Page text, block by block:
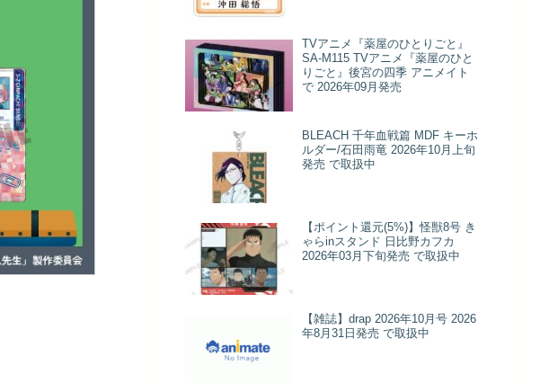
TVアニメ『薬屋のひとりごと』
SA-M115 TVアニメ『薬屋のひと
りごと』後宮の四季 アニメイト
で 2026年09月発売
BLEACH 千年血戦篇 MDF キーホ
ルダー/石田雨竜 2026年10月上旬
発売 で取扱中
【ポイント還元(5%)】怪獣8号 き
ゃらinスタンド 日比野カフカ
2026年03月下旬発売 で取扱中
【雑誌】drap 2026年10月号 2026
年8月31日発売 で取扱中